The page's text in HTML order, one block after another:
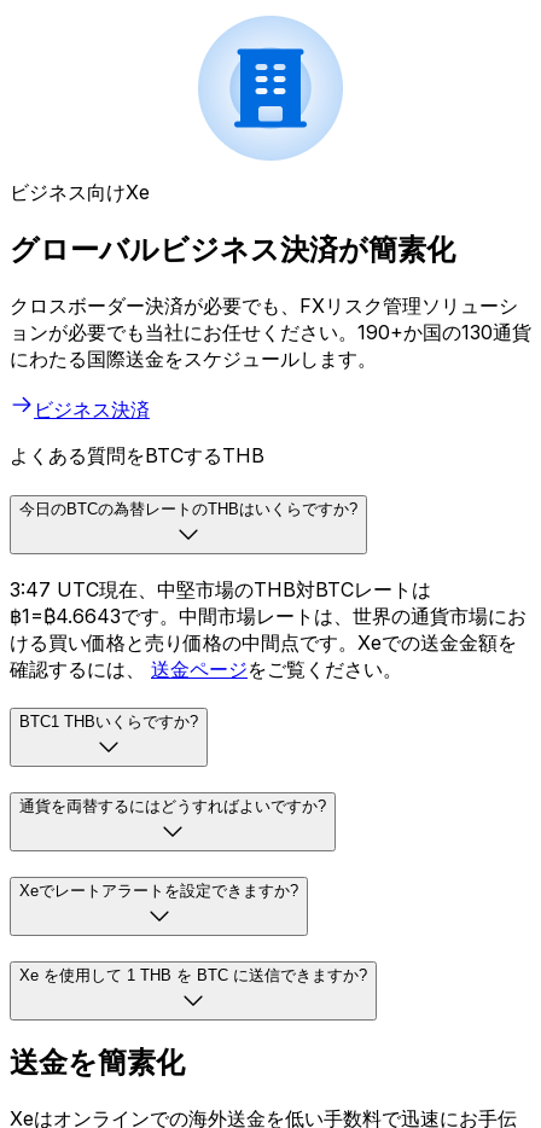
ビジネス向けXe
グローバルビジネス決済が簡素化
クロスボーダー決済が必要でも、FXリスク管理ソリューシ
ョンが必要でも当社にお任せください。190+か国の130通貨
にわたる国際送金をスケジュールします。
ビジネス決済
よくある質問をBTCするTHB
今日のBTCの為替レートのTHBはいくらですか?
3:47 UTC現在、中堅市場のTHB対BTCレートは
฿1=₿4.6643です。中間市場レートは、世界の通貨市場にお
ける買い価格と売り価格の中間点です。Xeでの送金金額を
確認するには、 送金ページをご覧ください。
BTC1 THBいくらですか?
通貨を両替するにはどうすればよいですか?
Xeでレートアラートを設定できますか?
Xe を使用して 1 THB を BTC に送信できますか?
送金を簡素化
Xeはオンラインでの海外送金を低い手数料で迅速にお手伝